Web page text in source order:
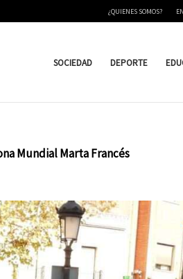
¿QUIENES SOMOS?
SOCIEDAD DEPORTE
Mundial Marta Francés